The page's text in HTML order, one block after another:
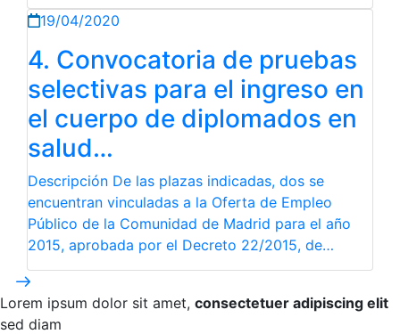
19/04/2020
4. Convocatoria de pruebas
selectivas para el ingreso en
el cuerpo de diplomados en
salud…
Descripción De las plazas indicadas, dos se
encuentran vinculadas a la Oferta de Empleo
Público de la Comunidad de Madrid para el año
2015, aprobada por el Decreto 22/2015, de…
Lorem ipsum dolor sit amet, consectetuer adipiscing elit
sed diam